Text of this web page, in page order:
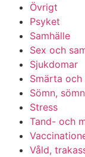
Övrigt
Psyket
Samhälle
Sex och
Sjukdomar
Smärta och
Sömn,
Stress
Tand- och
Våld,